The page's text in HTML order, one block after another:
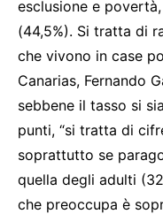
esclusione e
(44,5%). Si tratta di
che vivono in case
Canarias, Fernando
sebbene il tasso si
punti, “si tratta di
soprattutto se
quella degli adulti
che preoccupa è